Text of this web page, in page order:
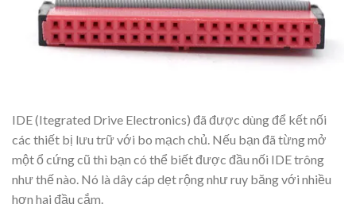
IDE (Itegrated Drive Electronics) đã được dùng để kết nối
các thiết bị lưu trữ với bo mạch chủ. Nếu bạn đã từng mở
một ổ cứng cũ thì bạn có thể biết được đầu nối IDE trông
như thế nào. Nó là dây cáp dẹt rộng như ruy băng với nhiều
hơn hai đầu cắm.